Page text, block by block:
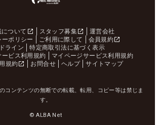
ついて スタッフ募集
運営会社
ーポリシー
ご利用に際して
会員規約
ライン
特定商取引法に基づく表示
ービス利用規約
マイページサービス利用規約
規約
お問合せ ヘルプ サイトマップ
コンテンツの無断での転載、転用、コピー等は禁じま
す。
© ALBA Net